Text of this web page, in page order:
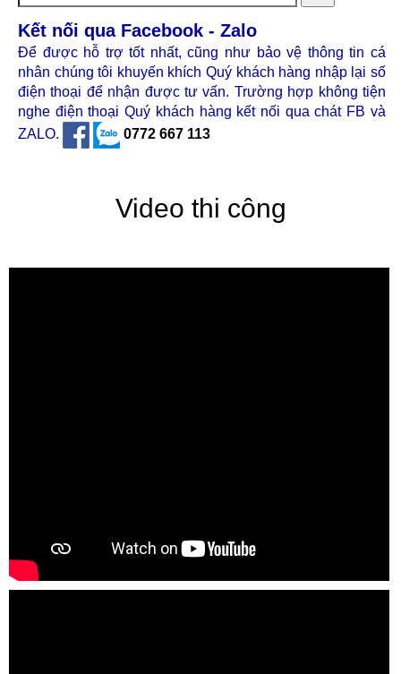
Kết nối qua Facebook - Zalo
Để được hỗ trợ tốt nhất, cũng như bảo vệ thông tin cá
nhân chúng tôi khuyến khích Quý khách hàng nhập lại số
điện thoại để nhận được tư vấn. Trường hợp không tiện
nghe điện thoại Quý khách hàng kết nối qua chát FB và
ZALO.
0772 667 113
Video thi công